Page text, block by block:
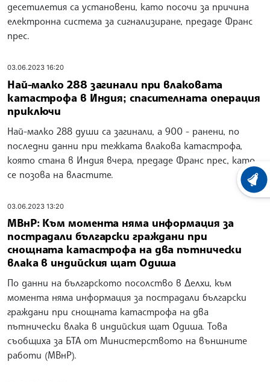
десетилетия са установени, като посочи за причина
електронна система за сигнализиране, предаде Франс
прес.
03.06.2023 16:20
Най-малко 288 загинали при влаковата
катастрофа в Индия; спасителната операция
приключи
Най-малко 288 души са загинали, а 900 - ранени, по
последни данни при тежката влакова катастрофа,
която стана в Индия вчера, предаде Франс прес, като
се позова на властите.
03.06.2023 13:20
МВнР: Към момента няма информация за
пострадали български граждани при
снощната катастрофа на два пътнически
влака в индийския щат Одиша
По данни на българското посолство в Делхи, към
момента няма информация за пострадали български
граждани при снощната катастрофа на два
пътнически влака в индийския щат Одиша. Това
съобщиха за БТА от Министерството на външните
работи (МВнР).